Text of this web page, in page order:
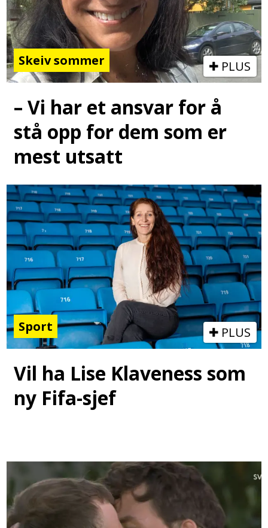
Skeiv sommer PLUS
– Vi har et ansvar for å
stå opp for dem som er
mest utsatt
Sport PLUS
Vil ha Lise Klaveness som
ny Fifa-sjef